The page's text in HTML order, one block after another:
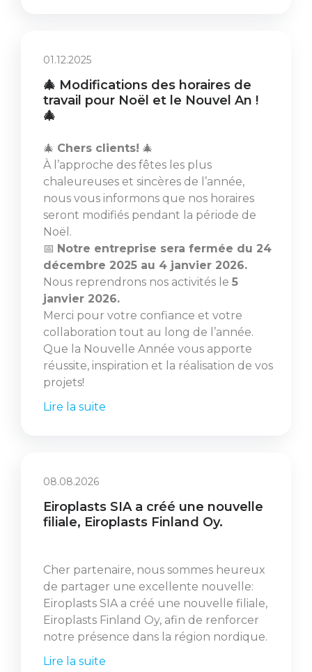
01.12.2025
🎄 Modifications des horaires de
travail pour Noël et le Nouvel An !
🎄
🎄 Chers clients! 🎄
À l’approche des fêtes les plus
chaleureuses et sincères de l’année,
nous vous informons que nos horaires
seront modifiés pendant la période de
Noël.
📅 Notre entreprise sera fermée du 24
décembre 2025 au 4 janvier 2026.
Nous reprendrons nos activités le 5
janvier 2026.
Merci pour votre confiance et votre
collaboration tout au long de l’année.
Que la Nouvelle Année vous apporte
réussite, inspiration et la réalisation de vos
projets!
Lire la suite
08.08.2026
Eiroplasts SIA a créé une nouvelle
filiale, Eiroplasts Finland Oy.
Cher partenaire, nous sommes heureux
de partager une excellente nouvelle:
Eiroplasts SIA a créé une nouvelle filiale,
Eiroplasts Finland Oy, afin de renforcer
notre présence dans la région nordique.
Lire la suite